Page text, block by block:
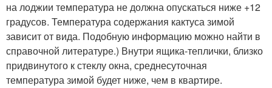
на лоджии температура не должна опускаться ниже +12
градусов. Температура содержания кактуса зимой
зависит от вида. Подобную информацию можно найти в
справочной литературе.) Внутри ящика-теплички, близко
придвинутого к стеклу окна, среднесуточная
температура зимой будет ниже, чем в квартире.